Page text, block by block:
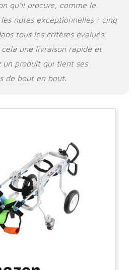
qu’il procure, comme le
notes exceptionnelles : cinq
tous les critères évalués.
cela une livraison rapide et
un produit qui tient ses
de bout en bout.